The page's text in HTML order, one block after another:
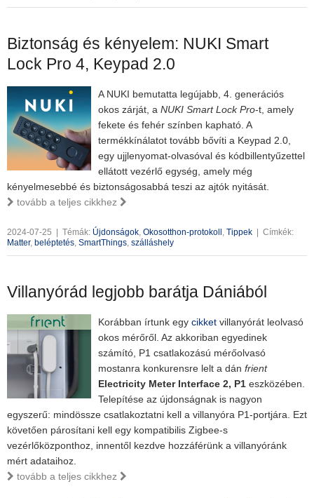
Biztonság és kényelem: NUKI Smart
Lock Pro 4, Keypad 2.0
A NUKI bemutatta legújabb, 4. generációs
okos zárját, a NUKI Smart Lock Pro-t, amely
fekete és fehér színben kapható. A
termékkínálatot tovább bővíti a Keypad 2.0,
egy ujjlenyomat-olvasóval és kódbillentyűzettel
ellátott vezérlő egység, amely még
kényelmesebbé és biztonságosabbá teszi az ajtók nyitását.
tovább a teljes cikkhez
2024-07-25 Témák: Újdonságok, Okosotthon-protokoll , Tippek
Címkék:
Matter, beléptetés, SmartThings, szálláshely
Villanyórád legjobb barátja Dániából
Korábban írtunk egy cikket villanyórát leolvasó
okos mérőről. Az akkoriban egyedinek
számító, P1 csatlakozású mérőolvasó
mostanra konkurensre lelt a dán frient
Electricity Meter Interface 2, P1 eszközében.
Telepítése az újdonságnak is nagyon
egyszerű: mindössze csatlakoztatni kell a villanyóra P1-portjára. Ezt
követően párosítani kell egy kompatibilis Zigbee-s
vezérlőközponthoz, innentől kezdve hozzáférünk a villanyóránk
mért adataihoz.
tovább a teljes cikkhez